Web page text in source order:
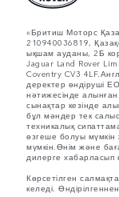
«Бритиш Моторс
210940036819,
ықшам ауданы, 2Б
Jaguar Land Rover
Coventry CV3
деректер өндіруші
нәтижесінде
сынақтар кезінде
бұл мәндер тек
техникалық
өзгеше болуы мүмкін
мүмкін.Өнім және
дилерге хабарласып
Көрсетілген
келеді.